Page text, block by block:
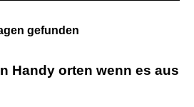
gefunden
Handy orten wenn es aus